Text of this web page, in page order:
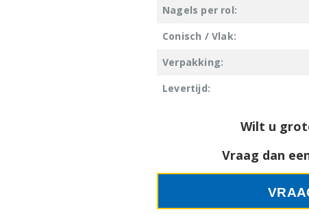
Nagels per rol:
Conisch / Vlak:
Verpakking:
Levertijd:
Wilt u
Vraag dan